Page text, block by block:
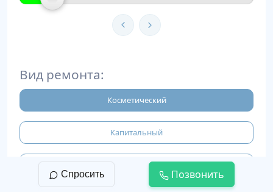
Вид ремонта:
Косметический
Капитальный
Евроремонт
Спросить Позвонить